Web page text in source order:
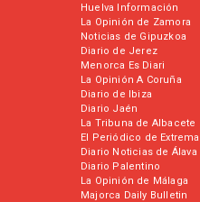
Huelva Información
La Opinión de Zamora
Noticias de Gipuzkoa
Diario de Jerez
Menorca Es Diari
La Opinión A Coruña
Diario de Ibiza
Diario Jaén
La Tribuna de Albacete
El Periódico de
Diario Noticias de Álava
Diario Palentino
La Opinión de Málaga
Majorca Daily Bulletin